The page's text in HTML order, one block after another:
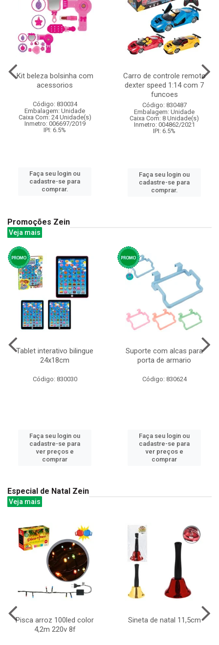
Kit beleza bolsinha com
acessorios
Código: 830034
Embalagem: Unidade
Caixa Com: 24 Unidade(s)
Inmetro: 006697/2019
IPI: 6.5%
Faça seu login ou
cadastre-se para
comprar.
Carro de controle remoto
dexter speed 1:14 com 7
funcoes
Código: 830487
Embalagem: Unidade
Caixa Com: 8 Unidade(s)
Inmetro: 004862/2021
IPI: 6.5%
Faça seu login ou
cadastre-se para
comprar.
Promoções Zein
Veja mais
Tablet interativo bilingue
24x18cm
Código: 830030
Faça seu login ou
cadastre-se para
ver preços e
comprar
Suporte com alcas para
porta de armario
Código: 830624
Faça seu login ou
cadastre-se para
ver preços e
comprar
Especial de Natal Zein
Veja mais
Pisca arroz 100led color
4,2m 220v 8f
Sineta de natal 11,5cm